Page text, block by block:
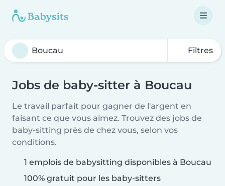
Filtres
Jobs de baby-sitter à Boucau
Le travail parfait pour gagner de l'argent en
faisant ce que vous aimez. Trouvez des jobs de
baby-sitting près de chez vous, selon vos
conditions.
1 emplois de babysitting disponibles à Boucau
100% gratuit pour les baby-sitters